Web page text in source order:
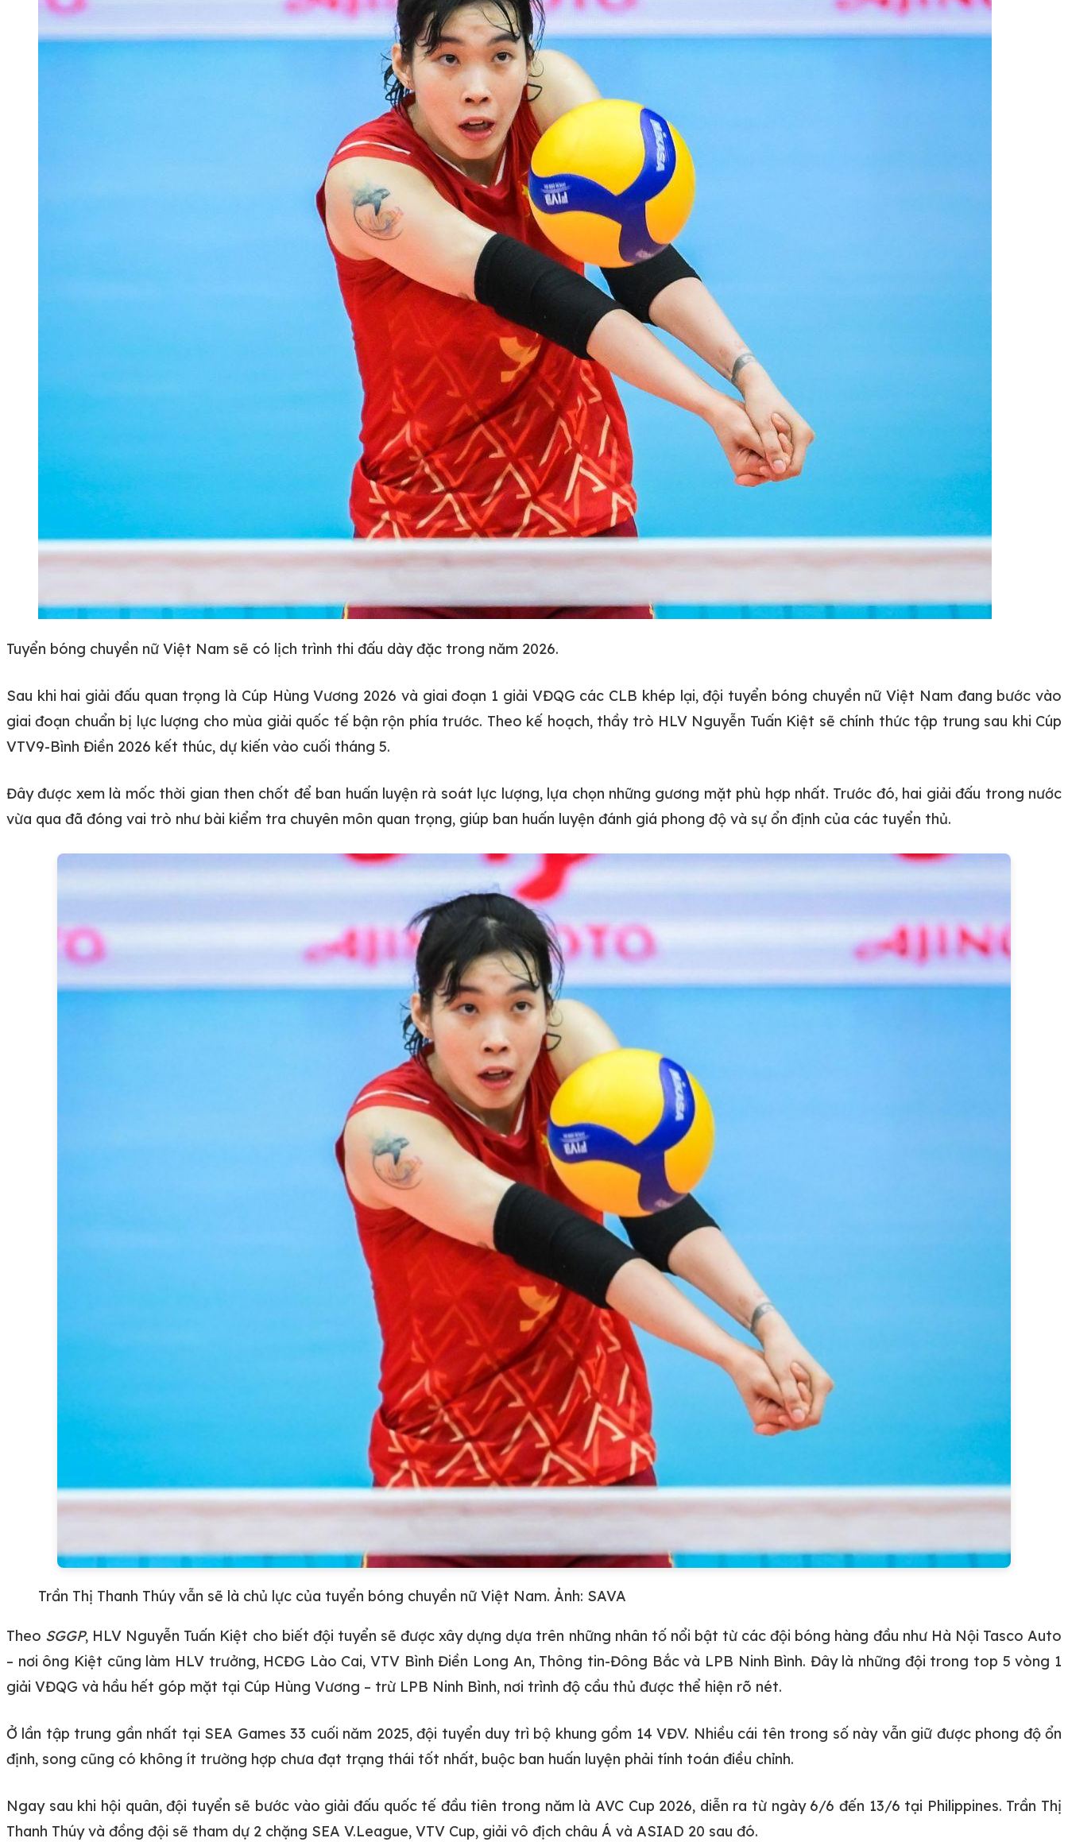
Tuyển bóng chuyền nữ Việt Nam sẽ có lịch trình thi đấu dày đặc trong năm 2026.
Sau khi hai giải đấu quan trọng là Cúp Hùng Vương 2026 và giai đoạn 1 giải VĐQG các CLB khép lại, đội tuyển bóng chuyền nữ Việt Nam đang bước vào
giai đoạn chuẩn bị lực lượng cho mùa giải quốc tế bận rộn phía trước. Theo kế hoạch, thầy trò HLV Nguyễn Tuấn Kiệt sẽ chính thức tập trung sau khi Cúp
VTV9-Bình Điền 2026 kết thúc, dự kiến vào cuối tháng 5.
Đây được xem là mốc thời gian then chốt để ban huấn luyện rà soát lực lượng, lựa chọn những gương mặt phù hợp nhất. Trước đó, hai giải đấu trong nước
vừa qua đã đóng vai trò như bài kiểm tra chuyên môn quan trọng, giúp ban huấn luyện đánh giá phong độ và sự ổn định của các tuyển thủ.
Trần Thị Thanh Thúy vẫn sẽ là chủ lực của tuyển bóng chuyền nữ Việt Nam. Ảnh: SAVA
Theo SGGP, HLV Nguyễn Tuấn Kiệt cho biết đội tuyển sẽ được xây dựng dựa trên những nhân tố nổi bật từ các đội bóng hàng đầu như Hà Nội Tasco Auto
– nơi ông Kiệt cũng làm HLV trưởng, HCĐG Lào Cai, VTV Bình Điền Long An, Thông tin-Đông Bắc và LPB Ninh Bình. Đây là những đội trong top 5 vòng 1
giải VĐQG và hầu hết góp mặt tại Cúp Hùng Vương – trừ LPB Ninh Bình, nơi trình độ cầu thủ được thể hiện rõ nét.
Ở lần tập trung gần nhất tại SEA Games 33 cuối năm 2025, đội tuyển duy trì bộ khung gồm 14 VĐV. Nhiều cái tên trong số này vẫn giữ được phong độ ổn
định, song cũng có không ít trường hợp chưa đạt trạng thái tốt nhất, buộc ban huấn luyện phải tính toán điều chỉnh.
Ngay sau khi hội quân, đội tuyển sẽ bước vào giải đấu quốc tế đầu tiên trong năm là AVC Cup 2026, diễn ra từ ngày 6/6 đến 13/6 tại Philippines. Trần Thị
Thanh Thúy và đồng đội sẽ tham dự 2 chặng SEA V.League, VTV Cup, giải vô địch châu Á và ASIAD 20 sau đó.